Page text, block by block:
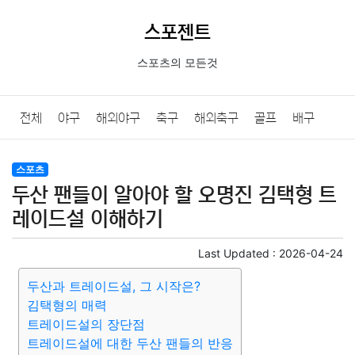
스포젠트
스포츠의 모든것
전체 야구 해외야구 축구 해외축구 골프 배구
농구
스포츠
두산 팬들이 알아야 할 오명진 김택형 트
레이드설 이해하기
Last Updated : 2026-04-24
두산과 트레이드설, 그 시작은?
김택형의 매력
트레이드설의 장단점
트레이드설에 대한 두산 팬들의 반응